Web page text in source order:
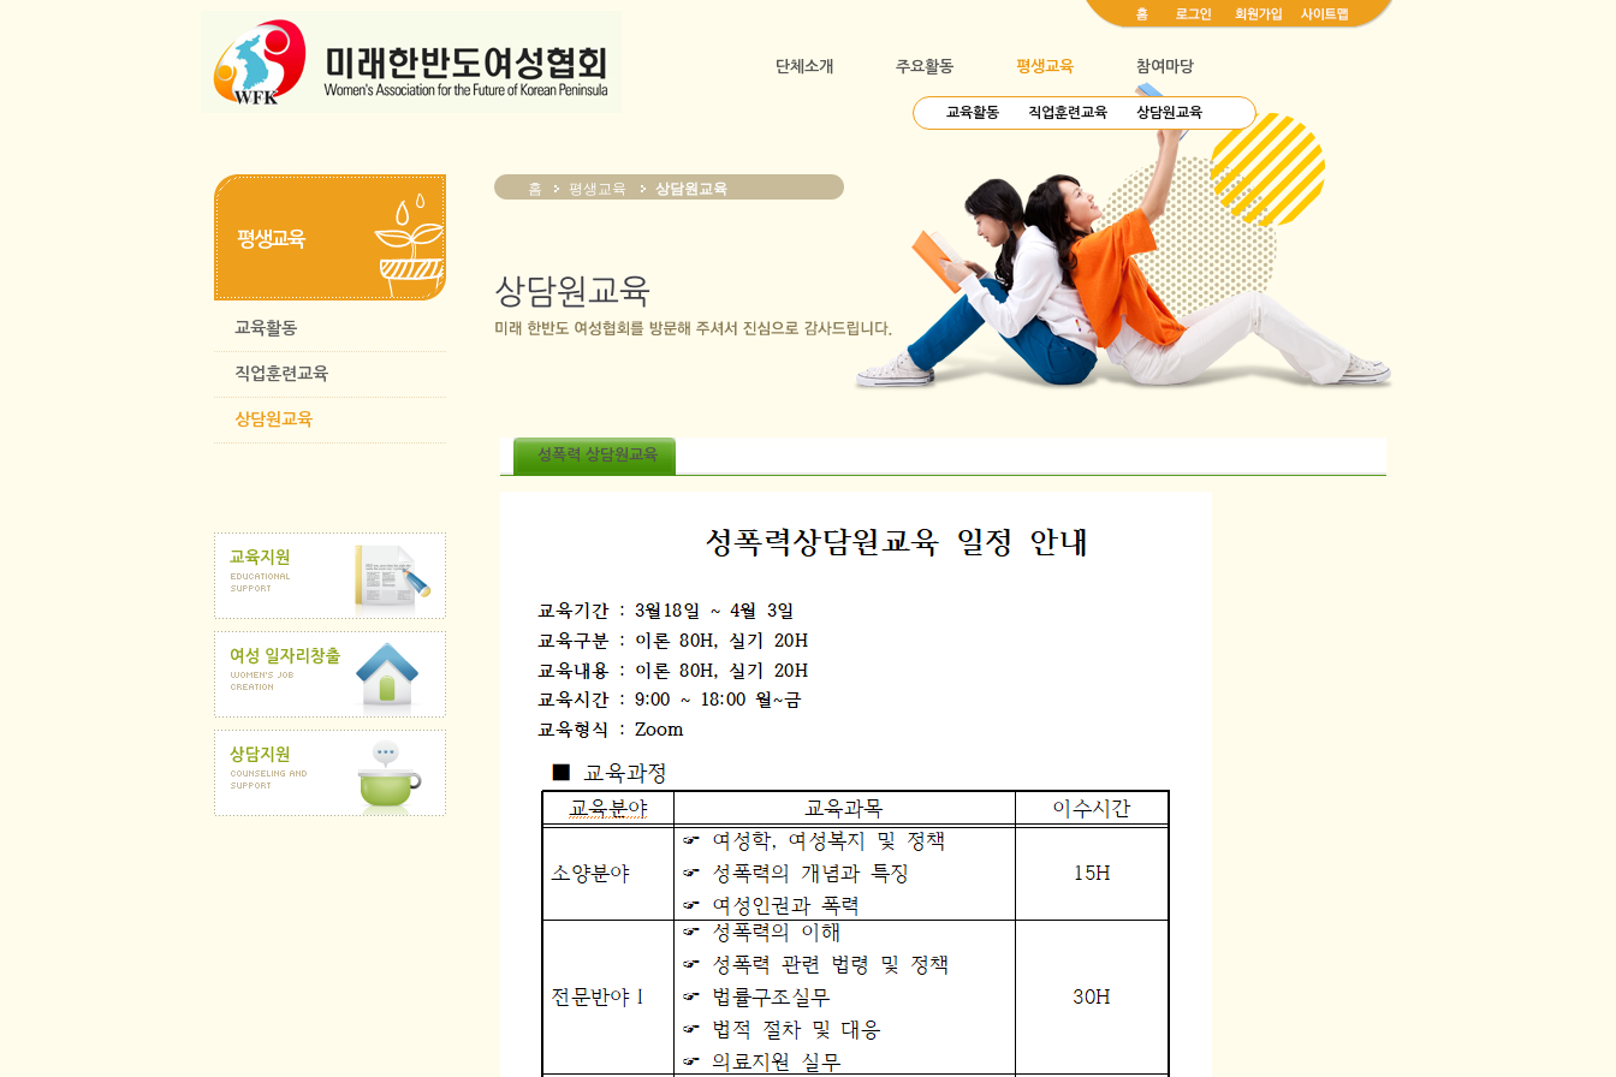
평생교육
홈 평생교육 상담원교육
교육활동
직업훈련교육
상담원교육
단체소개 주요활동 평생교육
교육활동 직업훈련교육 상담원교육
참여마당
성폭력 상담원교육